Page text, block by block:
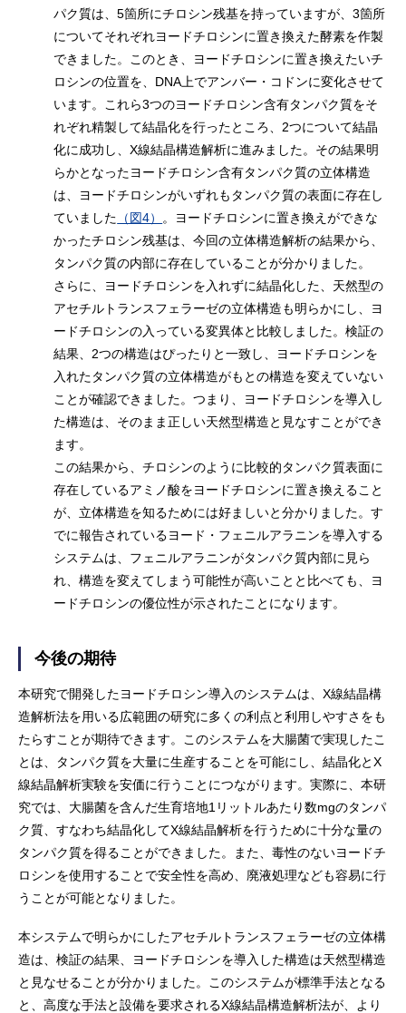
パク質は、5箇所にチロシン残基を持っていますが、3箇所
についてそれぞれヨードチロシンに置き換えた酵素を作製
できました。このとき、ヨードチロシンに置き換えたいチ
ロシンの位置を、DNA上でアンバー・コドンに変化させて
います。これら3つのヨードチロシン含有タンパク質をそ
れぞれ精製して結晶化を行ったところ、2つについて結晶
化に成功し、X線結晶構造解析に進みました。その結果明
らかとなったヨードチロシン含有タンパク質の立体構造
は、ヨードチロシンがいずれもタンパク質の表面に存在し
ていました （図4）
。ヨードチロシンに置き換えができな
かったチロシン残基は、今回の立体構造解析の結果から、
タンパク質の内部に存在していることが分かりました。
さらに、ヨードチロシンを入れずに結晶化した、天然型の
アセチルトランスフェラーゼの立体構造も明らかにし、ヨ
ードチロシンの入っている変異体と比較しました。検証の
結果、2つの構造はぴったりと一致し、ヨードチロシンを
入れたタンパク質の立体構造がもとの構造を変えていない
ことが確認できました。つまり、ヨードチロシンを導入し
た構造は、そのまま正しい天然型構造と見なすことができ
ます。
この結果から、チロシンのように比較的タンパク質表面に
存在しているアミノ酸をヨードチロシンに置き換えること
が、立体構造を知るためには好ましいと分かりました。す
でに報告されているヨード・フェニルアラニンを導入する
システムは、フェニルアラニンがタンパク質内部に見ら
れ、構造を変えてしまう可能性が高いことと比べても、ヨ
ードチロシンの優位性が示されたことになります。
今後の期待
本研究で開発したヨードチロシン導入のシステムは、X線結晶構
造解析法を用いる広範囲の研究に多くの利点と利用しやすさをも
たらすことが期待できます。このシステムを大腸菌で実現したこ
とは、タンパク質を大量に生産することを可能にし、結晶化とX
線結晶解析実験を安価に行うことにつながります。実際に、本研
究では、大腸菌を含んだ生育培地1リットルあたり数mgのタンパ
ク質、すなわち結晶化してX線結晶解析を行うために十分な量の
タンパク質を得ることができました。また、毒性のないヨードチ
ロシンを使用することで安全性を高め、廃液処理なども容易に行
うことが可能となりました。
本システムで明らかにしたアセチルトランスフェラーゼの立体構
造は、検証の結果、ヨードチロシンを導入した構造は天然型構造
と見なせることが分かりました。このシステムが標準手法となる
と、高度な手法と設備を要求されるX線結晶構造解析法が、より